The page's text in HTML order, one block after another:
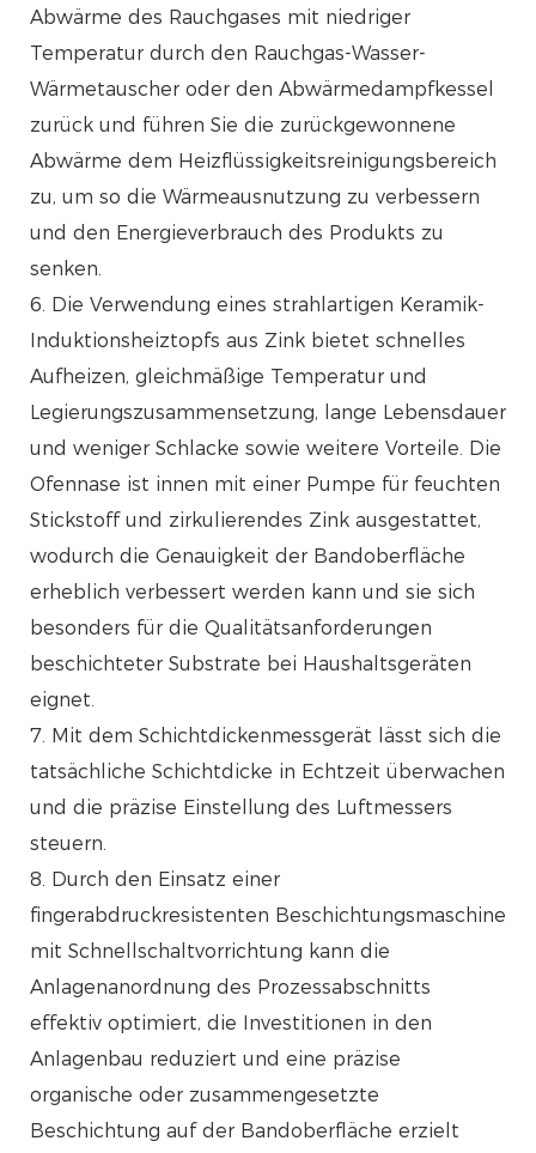
Abwärme des Rauchgases mit niedriger
Temperatur durch den Rauchgas-Wasser-
Wärmetauscher oder den Abwärmedampfkessel
zurück und führen Sie die zurückgewonnene
Abwärme dem Heizflüssigkeitsreinigungsbereich
zu, um so die Wärmeausnutzung zu verbessern
und den Energieverbrauch des Produkts zu
senken.
6. Die Verwendung eines strahlartigen Keramik-
Induktionsheiztopfs aus Zink bietet schnelles
Aufheizen, gleichmäßige Temperatur und
Legierungszusammensetzung, lange Lebensdauer
und weniger Schlacke sowie weitere Vorteile. Die
Ofennase ist innen mit einer Pumpe für feuchten
Stickstoff und zirkulierendes Zink ausgestattet,
wodurch die Genauigkeit der Bandoberfläche
erheblich verbessert werden kann und sie sich
besonders für die Qualitätsanforderungen
beschichteter Substrate bei Haushaltsgeräten
eignet.
7. Mit dem Schichtdickenmessgerät lässt sich die
tatsächliche Schichtdicke in Echtzeit überwachen
und die präzise Einstellung des Luftmessers
steuern.
8. Durch den Einsatz einer
fingerabdruckresistenten Beschichtungsmaschine
mit Schnellschaltvorrichtung kann die
Anlagenanordnung des Prozessabschnitts
effektiv optimiert, die Investitionen in den
Anlagenbau reduziert und eine präzise
organische oder zusammengesetzte
Beschichtung auf der Bandoberfläche erzielt